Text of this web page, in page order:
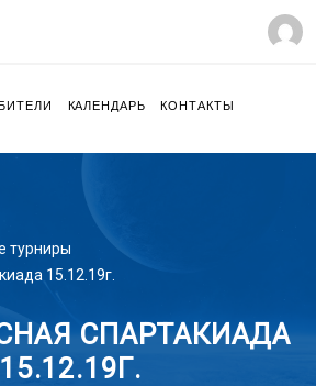
КАЛЕНДАРЬ КОНТАКТЫ
турниры
15.12.19г.
СПАРТАКИАДА
15.12.19Г.